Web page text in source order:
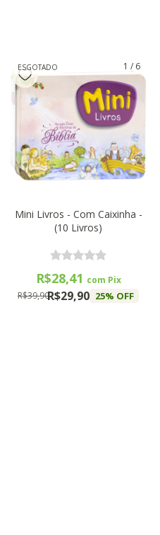
1 / 6
ESGOTADO
Mini Livros - Com Caixinha -
(10 Livros)
R$29,90
R$39,90 25% OFF
R$28,41 com Pix